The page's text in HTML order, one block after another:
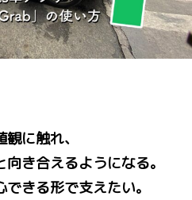
に触れ、
き合えるようになる。
きる形で支えたい。